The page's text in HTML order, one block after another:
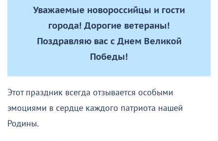
Уважаемые новороссийцы и гости
города! Дорогие ветераны!
Поздравляю вас с Днем Великой
Победы!
Этот праздник всегда отзывается особыми
эмоциями в сердце каждого патриота нашей
Родины.